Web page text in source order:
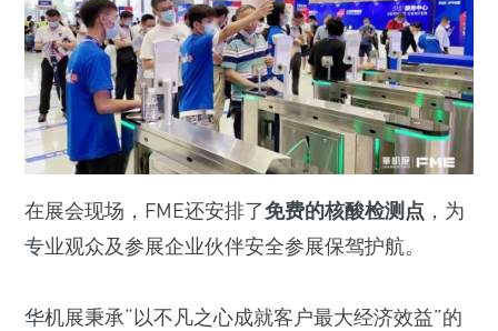
在展会现场，FME还安排了免费的核酸检测点 ，为
专业观众及参展企业伙伴安全参展保驾护航。
华机展秉承“以不凡之心成就客户最大经济效益”的